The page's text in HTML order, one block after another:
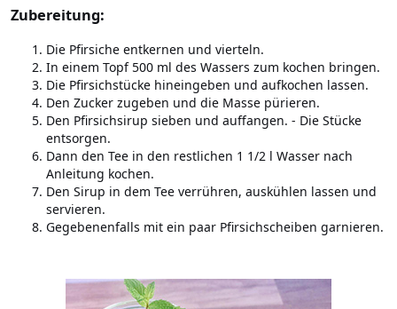
Zubereitung:
Die Pfirsiche entkernen und vierteln.
In einem Topf 500 ml des Wassers zum kochen bringen.
Die Pfirsichstücke hineingeben und aufkochen lassen.
Den Zucker zugeben und die Masse pürieren.
Den Pfirsichsirup sieben und auffangen. - Die Stücke
entsorgen.
Dann den Tee in den restlichen 1 1/2 l Wasser nach
Anleitung kochen.
Den Sirup in dem Tee verrühren, auskühlen lassen und
servieren.
Gegebenenfalls mit ein paar Pfirsichscheiben garnieren.